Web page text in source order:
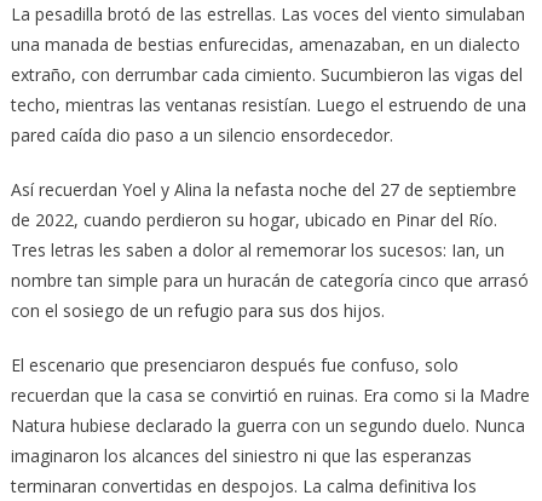
La pesadilla brotó de las estrellas. Las voces del viento simulaban
una manada de bestias enfurecidas, amenazaban, en un dialecto
extraño, con derrumbar cada cimiento. Sucumbieron las vigas del
techo, mientras las ventanas resistían. Luego el estruendo de una
pared caída dio paso a un silencio ensordecedor.
Así recuerdan Yoel y Alina la nefasta noche del 27 de septiembre
de 2022, cuando perdieron su hogar, ubicado en Pinar del Río.
Tres letras les saben a dolor al rememorar los sucesos: Ian, un
nombre tan simple para un huracán de categoría cinco que arrasó
con el sosiego de un refugio para sus dos hijos.
El escenario que presenciaron después fue confuso, solo
recuerdan que la casa se convirtió en ruinas. Era como si la Madre
Natura hubiese declarado la guerra con un segundo duelo. Nunca
imaginaron los alcances del siniestro ni que las esperanzas
terminaran convertidas en despojos. La calma definitiva los